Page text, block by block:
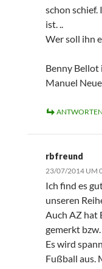
schon schief.
ist. ..
Wer soll ihn
Benny Bellot
Manuel
ANTWORTEN
rbfreund
23/07/2014 UM
Ich find es
unseren
Auch AZ hat
gemerkt
Es wird
Fußball aus.